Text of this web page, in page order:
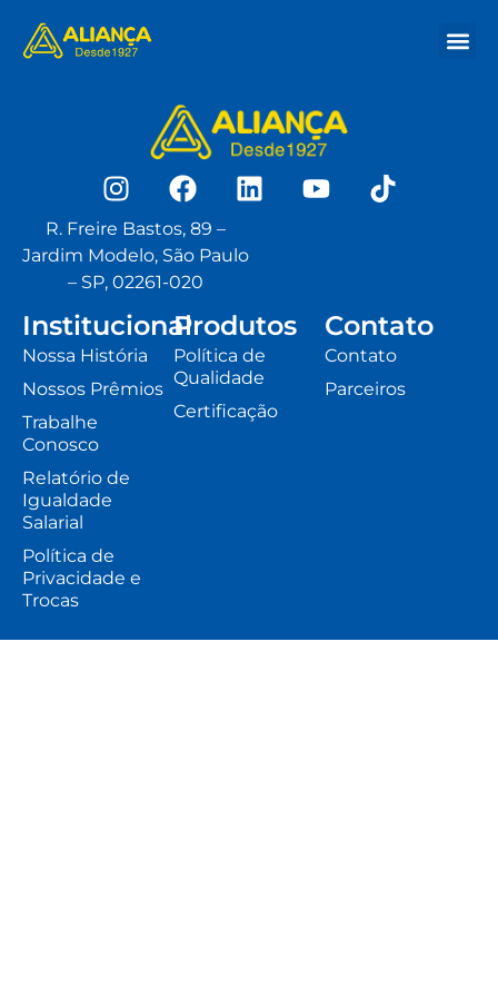
R. Freire Bastos, 89 –
Jardim Modelo, São Paulo
– SP, 02261-020
Institucional
Nossa História
Nossos Prêmios
Trabalhe
Conosco
Relatório de
Igualdade
Salarial
Política de
Privacidade e
Trocas
Produtos
Política de
Qualidade
Certificação
Contato
Contato
Parceiros